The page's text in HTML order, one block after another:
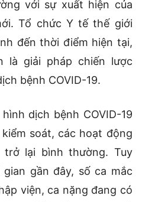
với sự xuất hiện của
Tổ chức Y tế thế giới
đến thời điểm hiện tại,
là giải pháp chiến lược
bệnh COVID-19.
dịch bệnh COVID-19
soát, các hoạt động
lại bình thường. Tuy
gần đây, số ca mắc
viện, ca nặng đang có